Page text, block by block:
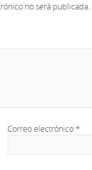
no será publicada.
Correo electrónico *